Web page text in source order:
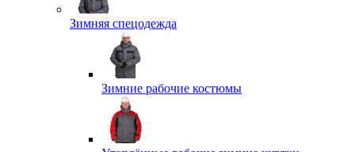
Зимняя спецодежда
Зимние рабочие костюмы